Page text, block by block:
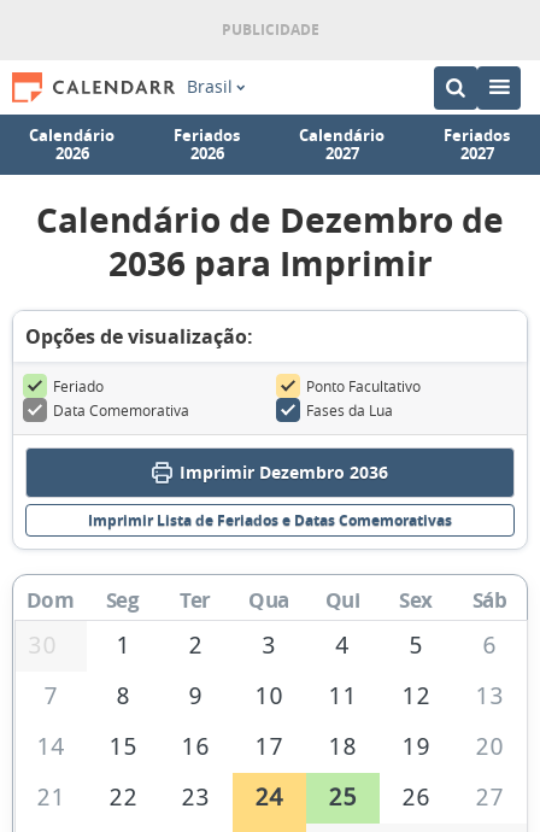
Brasil
Calendário
2026
Feriados
2026
Calendário
2027
Feriados
2027
Calendário de Dezembro de
2036 para Imprimir
Opções de visualização:
Feriado
Ponto Facultativo
Data Comemorativa
Fases da Lua
Imprimir Dezembro 2036
Imprimir Lista de Feriados e Datas Comemorativas
Dom Seg Ter Qua Qui Sex Sáb
30 1 2 3 4 5
6
7
8 9 10 11 12
13
14
15 16 17 18 19
20
21
22 23 24 25 26
27